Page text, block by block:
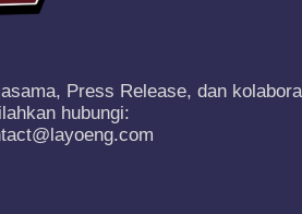
Press Release, dan
hubungi: